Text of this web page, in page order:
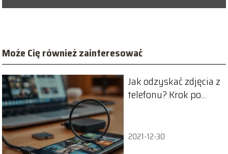
Może Cię również zainteresować
Jak odzyskać zdjęcia z
telefonu? Krok po
2021-12-30